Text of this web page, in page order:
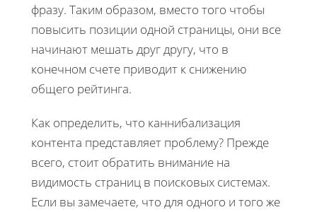
фразу. Таким образом, вместо того чтобы
повысить позиции одной страницы, они все
начинают мешать друг другу, что в
конечном счете приводит к снижению
общего рейтинга.
Как определить, что каннибализация
контента представляет проблему? Прежде
всего, стоит обратить внимание на
видимость страниц в поисковых системах.
Если вы замечаете, что для одного и того же